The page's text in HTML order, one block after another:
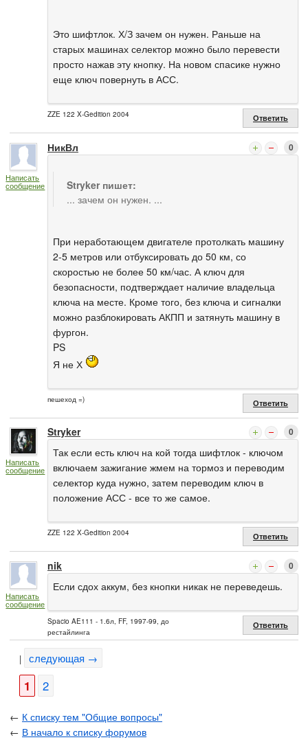
Это шифтлок. Х/З зачем он нужен. Раньше на
старых машинах селектор можно было перевести
просто нажав эту кнопку. На новом спасике нужно
еще ключ повернуть в АСС.
ZZE 122 X-Gedition 2004 Ответить
Написать
сообщение
НикВл 0
Stryker пишет:
... зачем он нужен. ...
При неработающем двигателе протолкать машину
2-5 метров или отбуксировать до 50 км, со
скоростью не более 50 км/час. А ключ для
безопасности, подтверждает наличие владельца
ключа на месте. Кроме того, без ключа и сигналки
можно разблокировать АКПП и затянуть машину в
фургон.
PS
Я не Х
пешеход =) Ответить
Написать
сообщение
Stryker 0
Так если есть ключ на кой тогда шифтлок - ключом
включаем зажигание жмем на тормоз и переводим
селектор куда нужно, затем переводим ключ в
положение АСС - все то же самое.
ZZE 122 X-Gedition 2004 Ответить
Написать
сообщение
nik 0
Если сдох аккум, без кнопки никак не переведешь.
Spacio AE111 - 1.6л, FF, 1997-99, до
рестайлинга
Ответить
| следующая →
1 2
← К списку тем "Общие вопросы"
← В начало к списку форумов